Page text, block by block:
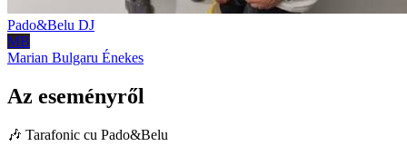
Pado&Belu DJ
MB
Marian Bulgaru Énekes
Az eseményről
🎶 Tarafonic cu Pado&Belu